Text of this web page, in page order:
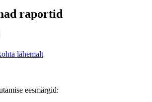
raportid
lähemalt
eesmärgid: